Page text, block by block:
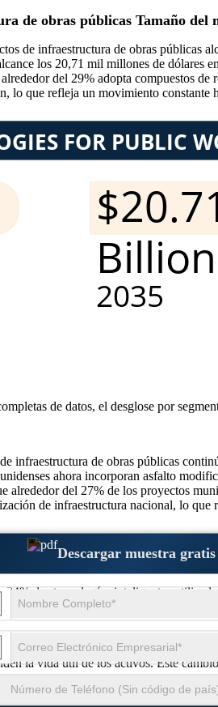
Descargar muestra gratis
de obras públicas Tamaño del
de infraestructura de obras públicas
los 20,71 mil millones de dólares
del 29% adopta compuestos
que refleja un movimiento constante
de datos, el desglose por
infraestructura de obras públicas
ahora incorporan asfalto
alrededor del 27% de los proyectos
de infraestructura nacional, lo
que alcance los 13.810 millones de
las tecnologías inteligentes
de geosintéticos un 35 % y el
y sistemas de hormigón de
la vida útil de los activos. Este